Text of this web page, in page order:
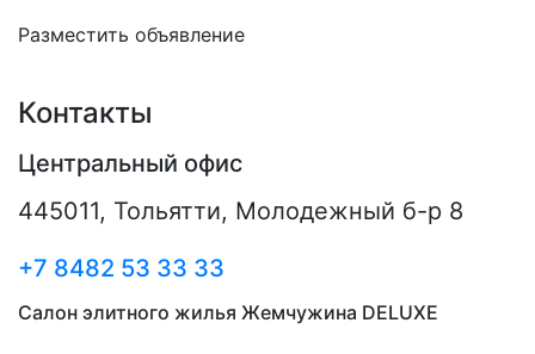
Разместить объявление
Контакты
Центральный офис
445011, Тольятти, Молодежный б-р 8
+7 8482 53 33 33
Салон элитного жилья Жемчужина DELUXE